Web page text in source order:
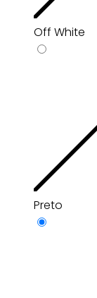
Off White
Preto